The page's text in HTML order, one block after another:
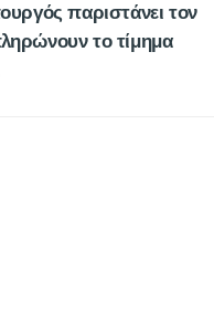
παριστάνει τον
το τίμημα